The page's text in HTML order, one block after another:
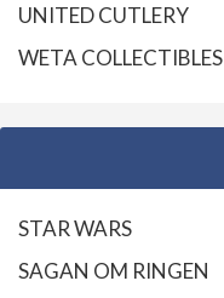
UNITED CUTLERY
WETA COLLECTIBLES
STAR WARS
SAGAN OM RINGEN